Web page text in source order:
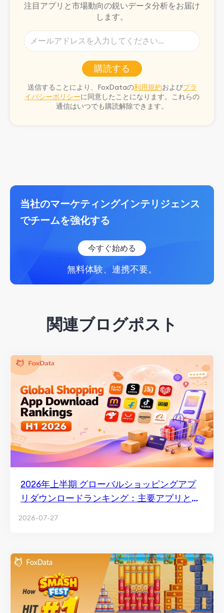
注目アプリと市場動向の鋭いデータ分析をお届け
します。
購読する
送信することにより、FoxDataの利用規約およびプラ
イバシーポリシーに同意したことになります。これらの
通信はいつでも購読解除できます。
当社のマーケティングインテリジェンス
でチームを強化する
今すぐ始める
無料体験、連携不要。
関連ブログポスト
2026年上半期 グローバルショッピングアプ
リダウンロードランキング：主要アプリと市
2026-07-27